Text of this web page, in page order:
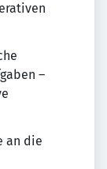
–
an die